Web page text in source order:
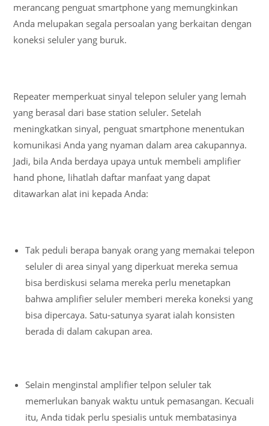
merancang penguat smartphone yang memungkinkan
Anda melupakan segala persoalan yang berkaitan dengan
koneksi seluler yang buruk.
Repeater memperkuat sinyal telepon seluler yang lemah
yang berasal dari base station seluler. Setelah
meningkatkan sinyal, penguat smartphone menentukan
komunikasi Anda yang nyaman dalam area cakupannya.
Jadi, bila Anda berdaya upaya untuk membeli amplifier
hand phone, lihatlah daftar manfaat yang dapat
ditawarkan alat ini kepada Anda:
Tak peduli berapa banyak orang yang memakai telepon
seluler di area sinyal yang diperkuat mereka semua
bisa berdiskusi selama mereka perlu menetapkan
bahwa amplifier seluler memberi mereka koneksi yang
bisa dipercaya. Satu-satunya syarat ialah konsisten
berada di dalam cakupan area.
Selain menginstal amplifier telpon seluler tak
memerlukan banyak waktu untuk pemasangan. Kecuali
itu, Anda tidak perlu spesialis untuk membatasinya